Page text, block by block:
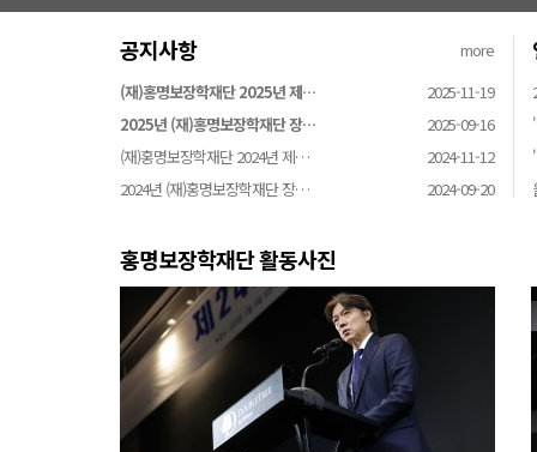
공지사항
more
(재)홍명보장학재단 2025년 제…
2025-11-19
2025년 (재)홍명보장학재단 장…
2025-09-16
(재)홍명보장학재단 2024년 제…
2024-11-12
2024년 (재)홍명보장학재단 장…
2024-09-20
홍명보장학재단 활동사진